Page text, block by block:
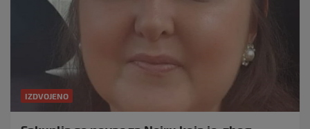
IZDVOJENO